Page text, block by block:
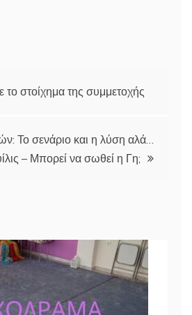
το στοίχημα της συμμετοχής
Το σενάριο και η λύση αλά…
– Μπορεί να σωθεί η Γη;